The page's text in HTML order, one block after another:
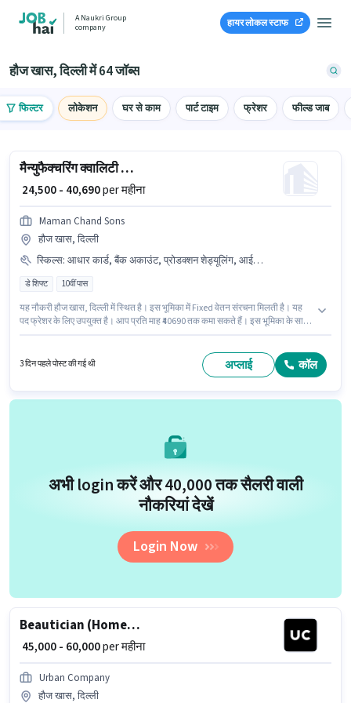
A Naukri Group
company
हायर लोकल स्टाफ
हौज खास, दिल्ली में 64 जॉब्स
फिल्टर लोकेशन घर से काम पार्ट टाइम फ्रेशर फील्ड जाब
मैन्युफैक्चरिंग क्वालिटी कंट्रोल इंजीनियर
₹ 24,500 - 40,690per महीना
Maman Chand Sons
हौज खास, दिल्ली
स्किल्स: आधार कार्ड, बैंक अकाउंट, प्रोडक्शन शेड्यूलिंग, आईटीआई, इन्वेंटरी कंट्रोल/प्लानिंग, PAN कार्ड, मशीन/इक्विपमेंट ऑपरेशन, मशीन/इक्विपमेंट मैंटेनेंस
डे शिफ्ट 10वीं पास
यह नौकरी हौज खास, दिल्ली में स्थित है। इस भूमिका में Fixed वेतन संरचना मिलती है। यह
पद फ्रेशर के लिए उपयुक्त है। आप प्रति माह ₹40690 तक कमा सकते हैं। इस भूमिका के साथ
के लिए उम्मीदवार के पास इन्वेंटरी कंट्रोल/प्लानिंग, मशीन/इक्विपमेंट मैंटेनेंस, मशीन/
इक्विपमेंट ऑपरेशन, प्रोडक्शन शेड्यूलिंग होना अनिवार्य है।
3 दिन पहले पोस्ट की गई थी अप्लाई कॉल
अभी login करें और ₹40,000 तक सैलरी वाली
नौकरियां देखें
Login Now
Beautician (Home Services)
₹ 45,000 - 60,000per महीना
Urban Company
हौज खास, दिल्ली